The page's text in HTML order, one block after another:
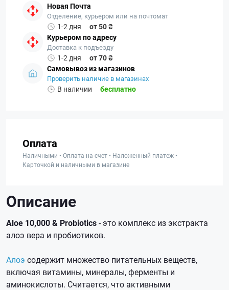
Новая Почта
Отделение, курьером или на почтомат
1-2 дня
от 50 ₴
Курьером по адресу
Доставка к подъезду
1-2 дня
от 70 ₴
Самовывоз из магазинов
Проверить наличие в магазинах
В наличии бесплатно
Оплата
Наличными • Оплата на счет • Наложенный платеж •
Карточкой и наличными в магазине
Описание
Aloe 10,000 & Probiotics- это комплекс из экстракта
алоэ вера и пробиотиков.
Алоэ содержит множество питательных веществ,
включая витамины, минералы, ферменты и
аминокислоты. Считается, что активными